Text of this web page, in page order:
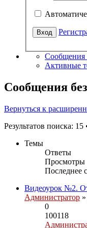
Сообщения
Активные
Сообщения
Вернуться к
Результатов поиска: 15
Темы
Ответы
Просмотры
Последнее
Видеоурок №2.
Администратор
0
100118